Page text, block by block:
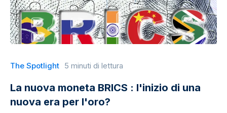
The Spotlight 5 minuti di lettura
La nuova moneta BRICS : l'inizio di una
nuova era per l'oro?